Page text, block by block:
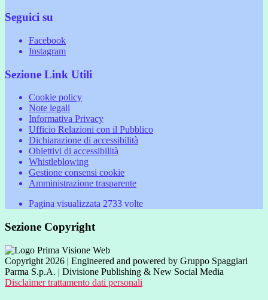
Seguici su
Facebook
Instagram
Sezione Link Utili
Cookie policy
Note legali
Informativa Privacy
Ufficio Relazioni con il Pubblico
Dichiarazione di accessibilità
Obiettivi di accessibilità
Whistleblowing
Gestione consensi cookie
Amministrazione trasparente
Pagina visualizzata 2733 volte
Sezione Copyright
Copyright 2026 | Engineered and powered by Gruppo Spaggiari
Parma S.p.A. | Divisione Publishing & New Social Media
Disclaimer trattamento dati personali